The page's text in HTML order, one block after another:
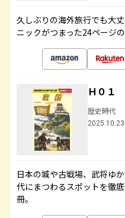
久しぶりの海外旅行でも大
ニックがつまった24ページ
Ｈ０１
歴史時代
日本の城や古戦場、武将ゆ
代にまつわるスポットを徹
冊。